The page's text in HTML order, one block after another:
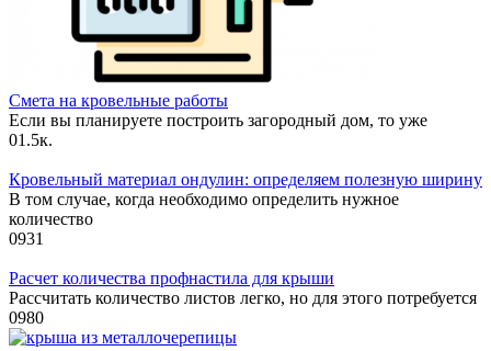
Смета на кровельные работы
Если вы планируете построить загородный дом, то уже
01.5к.
Кровельный материал ондулин: определяем полезную ширину
В том случае, когда необходимо определить нужное
количество
0931
Расчет количества профнастила для крыши
Рассчитать количество листов легко, но для этого потребуется
0980